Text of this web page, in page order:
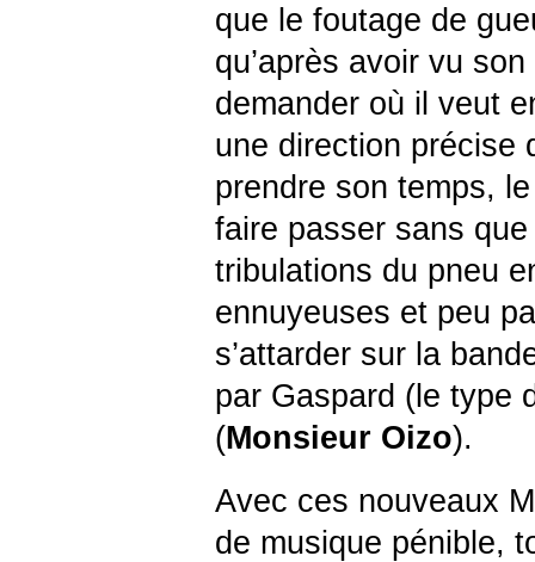
que le foutage de
qu’après avoir vu
demander où il veut
une direction précise
prendre son temps,
faire passer sans
tribulations du pneu
ennuyeuses et peu
s’attarder sur la
par Gaspard (le type
(Monsieur Oizo).
Avec ces nouveaux
de musique pénible,